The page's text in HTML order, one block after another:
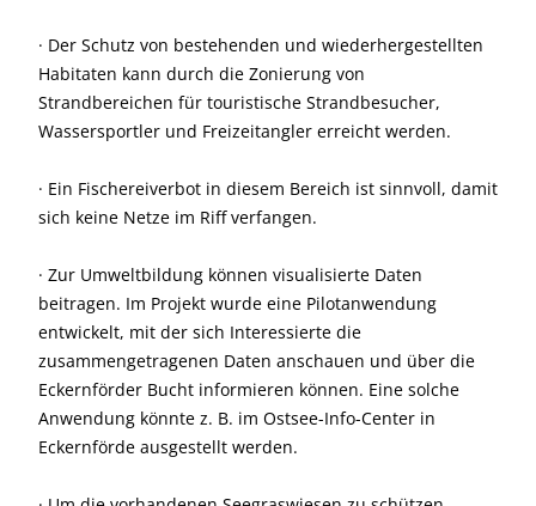
· Der Schutz von bestehenden und wiederhergestellten
Habitaten kann durch die Zonierung von
Strandbereichen für touristische Strandbesucher,
Wassersportler und Freizeitangler erreicht werden.
· Ein Fischereiverbot in diesem Bereich ist sinnvoll, damit
sich keine Netze im Riff verfangen.
· Zur Umweltbildung können visualisierte Daten
beitragen. Im Projekt wurde eine Pilotanwendung
entwickelt, mit der sich Interessierte die
zusammengetragenen Daten anschauen und über die
Eckernförder Bucht informieren können. Eine solche
Anwendung könnte z. B. im Ostsee-Info-Center in
Eckernförde ausgestellt werden.